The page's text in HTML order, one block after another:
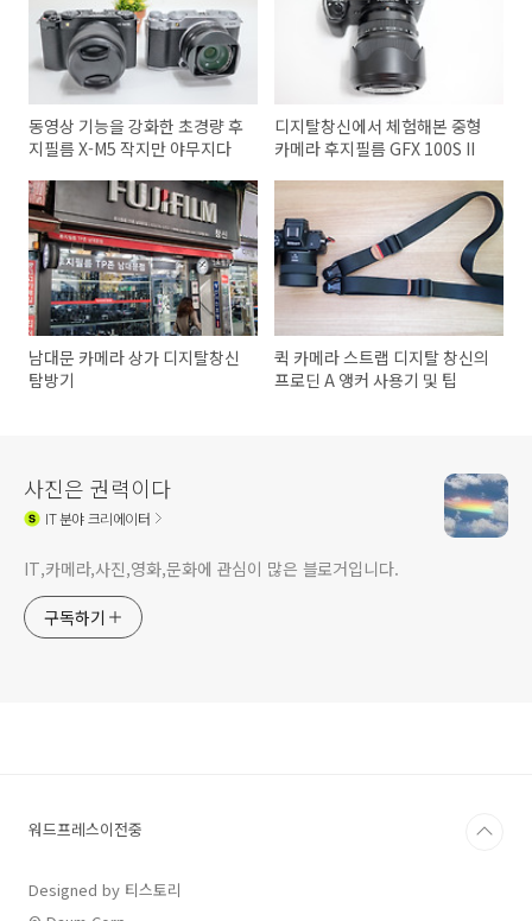
동영상 기능을 강화한 초경량 후
지필름 X-M5 작지만 야무지다
디지탈창신에서 체험해본 중형
카메라 후지필름 GFX 100S II
남대문 카메라 상가 디지탈창신
탐방기
퀵 카메라 스트랩 디지탈 창신의
프로딘 A 앵커 사용기 및 팁
사진은 권력이다
IT분야 크리에이터
IT,카메라,사진,영화,문화에 관심이 많은 블로거입니다.
구독하기
워드프레스이전중
Designed by 티스토리